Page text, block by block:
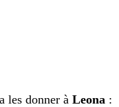
les donner à Leona :